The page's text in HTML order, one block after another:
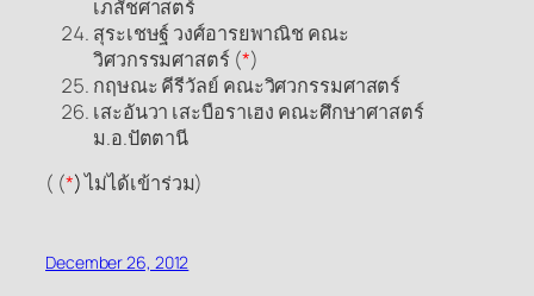
เภสัชศาสตร์
สุระเชษฐ์ วงศ์อารยพาณิช คณะ
วิศวกรรมศาสตร์ (*)
กฤษณะ คีรีวัลย์ คณะวิศวกรรมศาสตร์
เสะอันวา เสะบือราเฮง คณะศึกษาศาสตร์
ม.อ.ปัตตานี
( (*)ไม่ได้เข้าร่วม)
December 26, 2012